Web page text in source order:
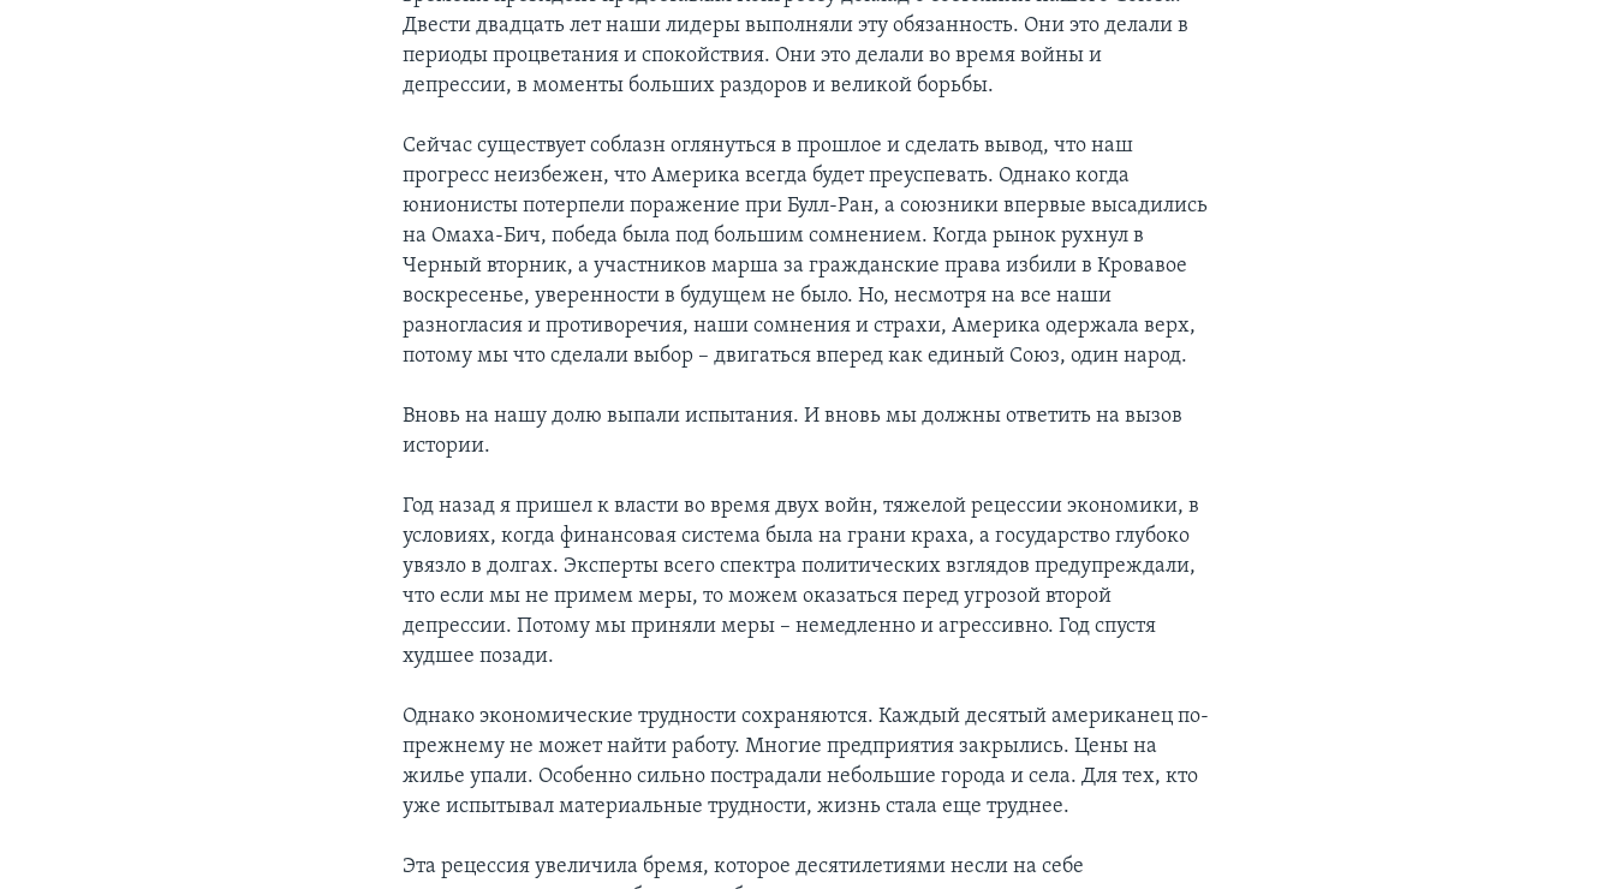
Двести двадцать лет наши лидеры выполняли эту обязанность. Они это делали в
периоды процветания и спокойствия. Они это делали во время войны и
депрессии, в моменты больших раздоров и великой борьбы.
Сейчас существует соблазн оглянуться в прошлое и сделать вывод, что наш
прогресс неизбежен, что Америка всегда будет преуспевать. Однако когда
юнионисты потерпели поражение при Булл-Ран, а союзники впервые высадились
на Омаха-Бич, победа была под большим сомнением. Когда рынок рухнул в
Черный вторник, а участников марша за гражданские права избили в Кровавое
воскресенье, уверенности в будущем не было. Но, несмотря на все наши
разногласия и противоречия, наши сомнения и страхи, Америка одержала верх,
потому мы что сделали выбор – двигаться вперед как единый Союз, один народ.
Вновь на нашу долю выпали испытания. И вновь мы должны ответить на вызов
истории.
Год назад я пришел к власти во время двух войн, тяжелой рецессии экономики, в
условиях, когда финансовая система была на грани краха, а государство глубоко
увязло в долгах. Эксперты всего спектра политических взглядов предупреждали,
что если мы не примем меры, то можем оказаться перед угрозой второй
депрессии. Потому мы приняли меры – немедленно и агрессивно. Год спустя
худшее позади.
Однако экономические трудности сохраняются. Каждый десятый американец по-
прежнему не может найти работу. Многие предприятия закрылись. Цены на
жилье упали. Особенно сильно пострадали небольшие города и села. Для тех, кто
уже испытывал материальные трудности, жизнь стала еще труднее.
Эта рецессия увеличила бремя, которое десятилетиями несли на себе